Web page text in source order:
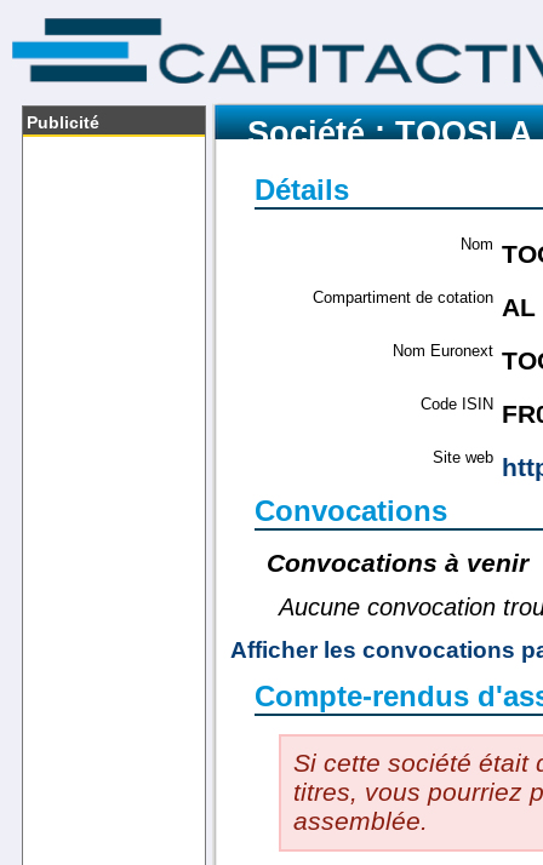
Publicité Société : TOOSLA
Détails
Nom
Compartiment de cotation AL
Nom Euronext
Code ISIN
Site web
Convocations
Convocations à venir
Aucune convocation
Afficher les convocations
Compte-rendus
Si cette société était
titres, vous pourriez
assemblée.